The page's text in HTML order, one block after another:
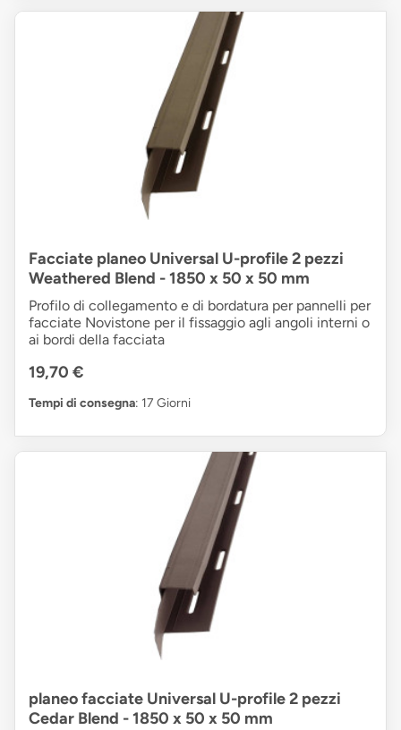
Facciate planeo Universal U-profile 2 pezzi
Weathered Blend - 1850 x 50 x 50 mm
Profilo di collegamento e di bordatura per pannelli per
facciate Novistone per il fissaggio agli angoli interni o
ai bordi della facciata
19,70 €
Tempi di consegna: 17 Giorni
planeo facciate Universal U-profile 2 pezzi
Cedar Blend - 1850 x 50 x 50 mm